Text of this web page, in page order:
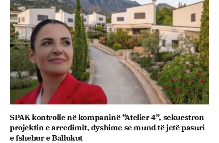
SPAK kontrolle në kompaninë “Atelier 4”, sekuestron
projektin e arredimit, dyshime se mund të jetë pasuri
e fshehur e Ballukut